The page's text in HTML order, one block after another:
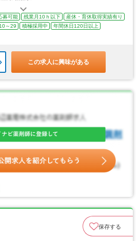
募可能 残業月10ｈ以下
産休・育休取得実績有り
～29 積極採用中
年間休日120日以上
この求人に興味がある
保存する